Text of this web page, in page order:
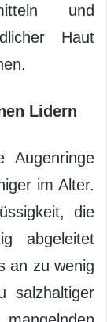
und
Haut
Lidern
Augenringe
im Alter.
die
abgeleitet
an zu wenig
salzhaltiger